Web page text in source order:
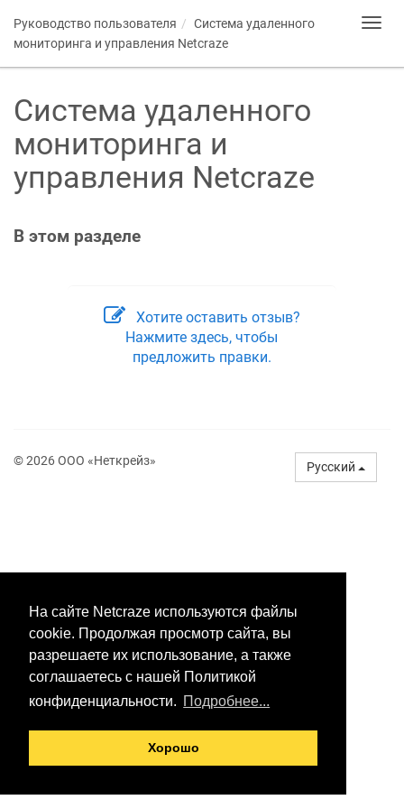
На сайте Netcraze используются файлы
cookie. Продолжая просмотр сайта, вы
разрешаете их использование, а также
соглашаетесь с нашей Политикой
конфиденциальности. Подробнее...
Хорошо
Руководство пользователя
Система удаленного
мониторинга и управления Netcraze
Система удаленного
мониторинга и
управления Netcraze
В этом разделе
Хотите оставить отзыв?
Нажмите здесь, чтобы
предложить правки.
© 2026 ООО «Неткрейз» Русский